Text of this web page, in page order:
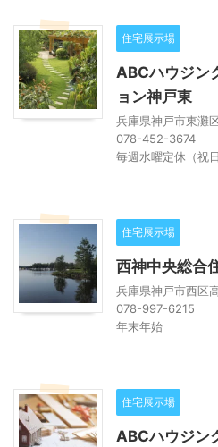
住宅展示場
ABCハウジン
ョン神戸東
兵庫県神戸市東灘
078-452-3674
毎週水曜定休（祝
住宅展示場
西神中央総合
兵庫県神戸市西区
078-997-6215
年末年始
住宅展示場
ABCハウジン